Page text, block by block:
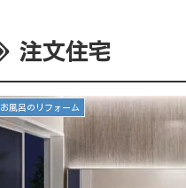
注文住宅
お風呂のリフォーム